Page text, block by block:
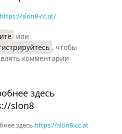
https://slon8-cc.at/
или
, чтобы
комментарии
здесь
slon8
здесь https://slon8-cc.at